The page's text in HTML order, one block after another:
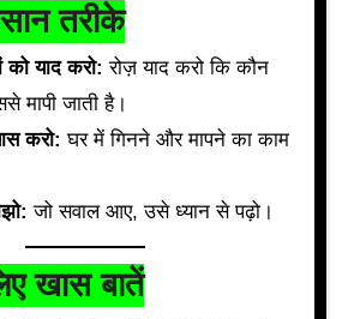
तरीके
को याद करो: रोज़ याद करो कि कौन
मापी जाती है।
करो: घर में गिनने और मापने का काम
जो सवाल आए, उसे ध्यान से पढ़ो।
खास बातें